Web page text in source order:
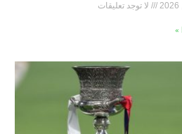
لا توجد تعليقات